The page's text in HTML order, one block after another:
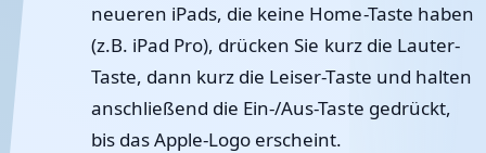
neueren iPads, die keine Home-Taste haben
(z.B. iPad Pro), drücken Sie kurz die Lauter-
Taste, dann kurz die Leiser-Taste und halten
anschließend die Ein-/Aus-Taste gedrückt,
bis das Apple-Logo erscheint.